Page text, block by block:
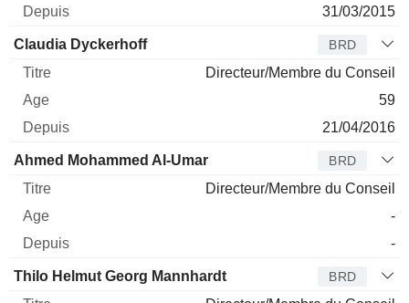
31/03/2015
Claudia Dyckerhoff BRD
Directeur/Membre du Conseil
59
21/04/2016
Ahmed Mohammed Al-Umar BRD
Directeur/Membre du Conseil
-
-
Thilo Helmut Georg Mannhardt BRD